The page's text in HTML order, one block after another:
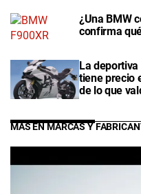
¿Una BMW
confirma
La
tiene precio
de lo que
MÁS EN MARCAS Y